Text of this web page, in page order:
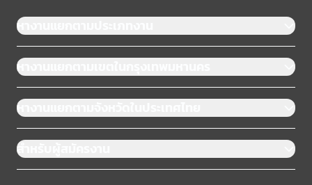
หางานแยกตามประเภทงาน
หางานแยกตามเขตในกรุงเทพมหานคร
หางานแยกตามจังหวัดในประเทศไทย
สำหรับผู้สมัครงาน